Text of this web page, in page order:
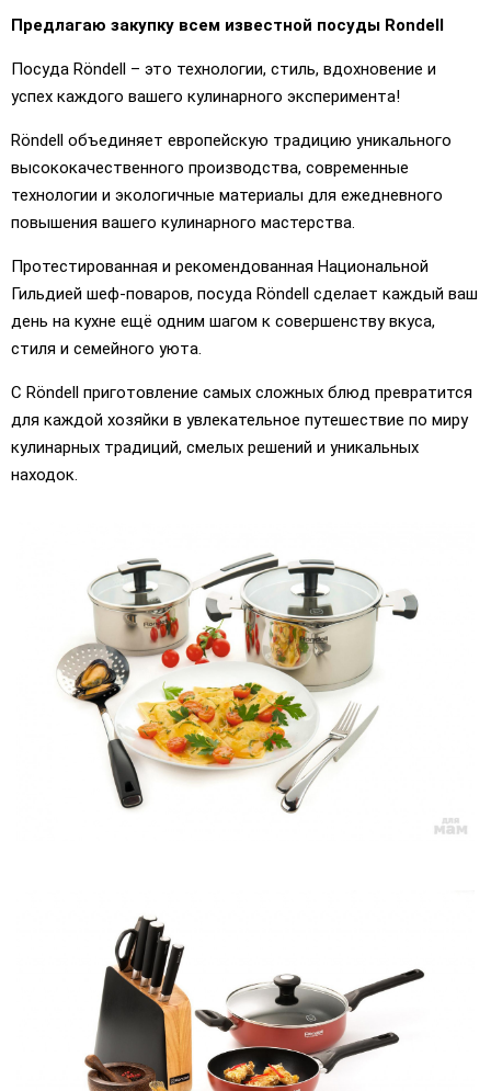
Предлагаю закупку всем известной посуды Rondell
Посуда Röndell – это технологии, стиль, вдохновение и
успех каждого вашего кулинарного эксперимента!
Röndell объединяет европейскую традицию уникального
высококачественного производства, современные
технологии и экологичные материалы для ежедневного
повышения вашего кулинарного мастерства.
Протестированная и рекомендованная Национальной
Гильдией шеф-поваров, посуда Röndell сделает каждый ваш
день на кухне ещё одним шагом к совершенству вкуса,
стиля и семейного уюта.
С Röndell приготовление самых сложных блюд превратится
для каждой хозяйки в увлекательное путешествие по миру
кулинарных традиций, смелых решений и уникальных
находок.